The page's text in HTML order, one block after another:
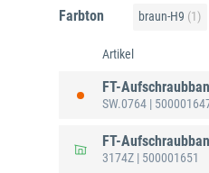
Farbton braun-H9 (1)
Artikel
FT-
SW.0764 |
FT-
3174Z | 500001651